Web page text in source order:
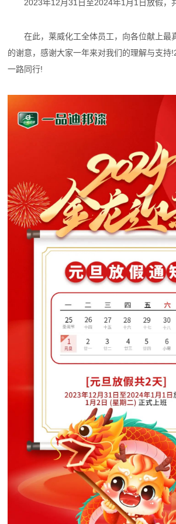
2023年12月31日至2024年1月1日放假，共
在此，莱威化工全体员工，向各位献上最
的谢意，感谢大家一年来对我们的理解与支持
一路同行!